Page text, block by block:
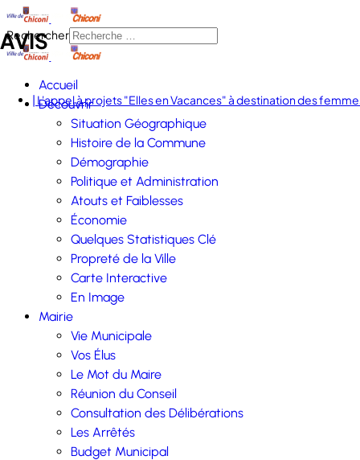
Rechercher
Accueil
Découvrir
Situation Géographique
Histoire de la Commune
Démographie
Politique et Administration
Atouts et Faiblesses
Économie
Quelques Statistiques Clé
Propreté de la Ville
Carte Interactive
En Image
Mairie
Vie Municipale
Vos Élus
Le Mot du Maire
Réunion du Conseil
Consultation des Délibérations
Les Arrêtés
Budget Municipal
AVIS
| L'appel à projets "Elles en Vacances" à destination des